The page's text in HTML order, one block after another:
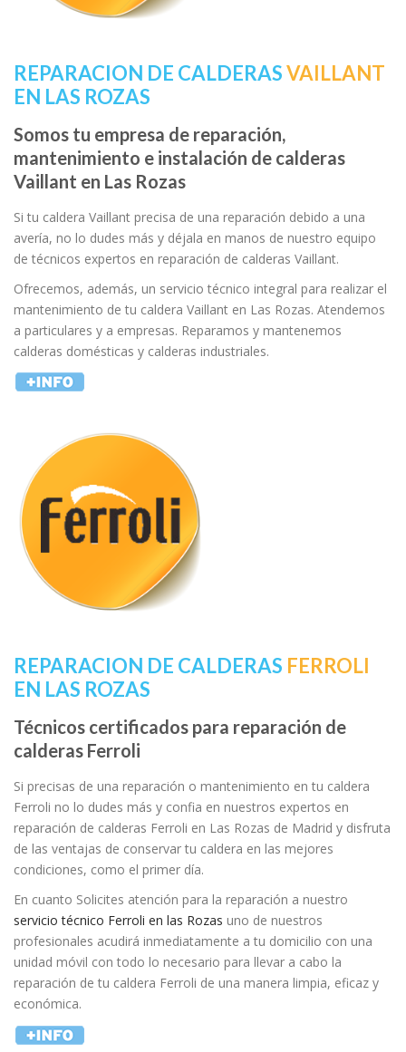
REPARACION DE CALDERASVAILLANT
EN LAS ROZAS
Somos tu empresa de reparación,
mantenimiento e instalación de calderas
Vaillant en Las Rozas
Si tu caldera Vaillant precisa de una reparación debido a una
avería, no lo dudes más y déjala en manos de nuestro equipo
de técnicos expertos en reparación de calderas Vaillant.
Ofrecemos, además, un servicio técnico integral para realizar el
mantenimiento de tu caldera Vaillant en Las Rozas. Atendemos
a particulares y a empresas. Reparamos y mantenemos
calderas domésticas y calderas industriales.
REPARACION DE CALDERAS FERROLI
EN LAS ROZAS
Técnicos certificados para reparación de
calderas Ferroli
Si precisas de una reparación o mantenimiento en tu caldera
Ferroli no lo dudes más y confia en nuestros expertos en
reparación de calderas Ferroli en Las Rozas de Madrid y disfruta
de las ventajas de conservar tu caldera en las mejores
condiciones, como el primer día.
En cuanto Solicites atención para la reparación a nuestro
servicio técnico Ferroli en las Rozas uno de nuestros
profesionales acudirá inmediatamente a tu domicilio con una
unidad móvil con todo lo necesario para llevar a cabo la
reparación de tu caldera Ferroli de una manera limpia, eficaz y
económica.